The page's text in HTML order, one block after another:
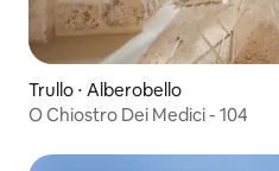
Trullo ⋅ Alberobello
O Chiostro Dei Medici - 104